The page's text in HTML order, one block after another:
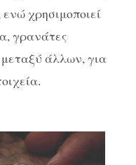
χρησιμοποιεί
γρανάτες
μεταξύ άλλων, για